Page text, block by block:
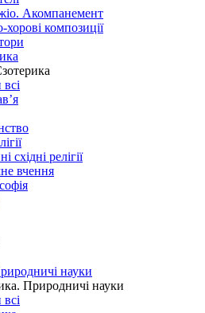
Акомпанемент
композиції
східні релігії
вчення
науки
Природничі науки